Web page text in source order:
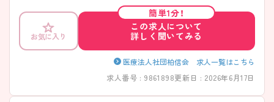
対策ポイントなど、さらに詳細をお話しいたしますのでお気軽にご相談
ください。
お気に入り
簡単1分！
この求人について
詳しく聞いてみる
医療法人社団柏信会 求人一覧はこちら
求人番号 : 9861898更新日 : 2026年6月17日